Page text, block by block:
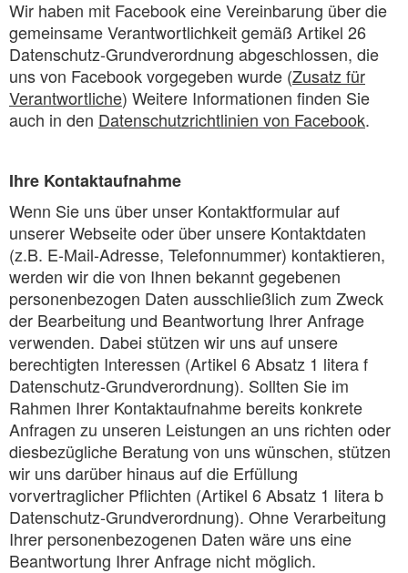
Wir haben mit Facebook eine Vereinbarung über die
gemeinsame Verantwortlichkeit gemäß Artikel 26
Datenschutz-Grundverordnung abgeschlossen, die
uns von Facebook vorgegeben wurde (Zusatz für
Verantwortliche) Weitere Informationen finden Sie
auch in den Datenschutzrichtlinien von Facebook.
Ihre Kontaktaufnahme
Wenn Sie uns über unser Kontaktformular auf
unserer Webseite oder über unsere Kontaktdaten
(z.B. E-Mail-Adresse, Telefonnummer) kontaktieren,
werden wir die von Ihnen bekannt gegebenen
personenbezogen Daten ausschließlich zum Zweck
der Bearbeitung und Beantwortung Ihrer Anfrage
verwenden. Dabei stützen wir uns auf unsere
berechtigten Interessen (Artikel 6 Absatz 1 litera f
Datenschutz-Grundverordnung). Sollten Sie im
Rahmen Ihrer Kontaktaufnahme bereits konkrete
Anfragen zu unseren Leistungen an uns richten oder
diesbezügliche Beratung von uns wünschen, stützen
wir uns darüber hinaus auf die Erfüllung
vorvertraglicher Pflichten (Artikel 6 Absatz 1 litera b
Datenschutz-Grundverordnung). Ohne Verarbeitung
Ihrer personenbezogenen Daten wäre uns eine
Beantwortung Ihrer Anfrage nicht möglich.